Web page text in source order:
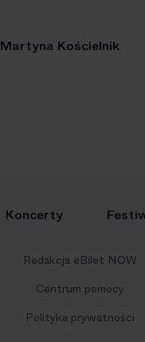
Martyna Kościelnik
Koncerty
Redakcja eBilet NOW
Centrum pomocy
Polityka prywatności